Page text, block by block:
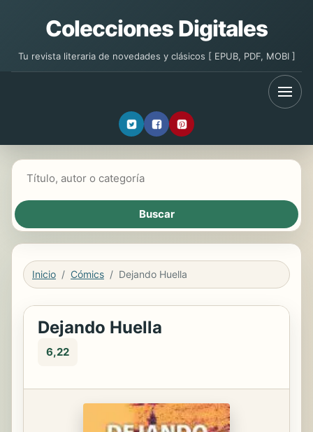
Colecciones Digitales
Tu revista literaria de novedades y clásicos [ EPUB, PDF, MOBI ]
Inicio Cómics Dejando Huella
Dejando Huella
6,22